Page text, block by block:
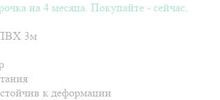
на 4 месяца. Покупайте - сейчас,
3м
к деформации